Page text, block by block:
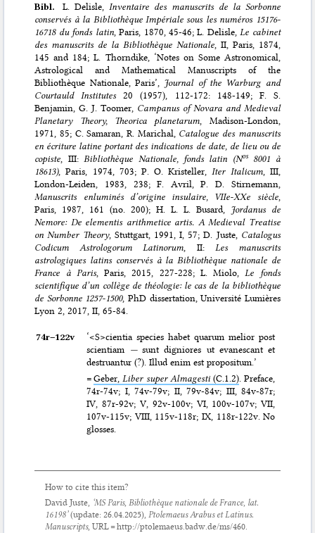
Bibl.L. Delisle, Inventaire des manuscrits de la Sorbonne
conservés à la Bibliothèque Impériale sous les numéros 15176-
16718 du fonds latin, Paris, 1870, 45-46; L. Delisle, Le cabinet
des manuscrits de la Bibliothèque Nationale, II, Paris, 1874,
145 and 184; L. Thorndike, ‘Notes on Some Astronomical,
Astrological and Mathematical Manuscripts of the
Bibliothèque Nationale, Paris’, Journal of the Warburg and
Courtauld Institutes20 (1957), 112-172: 148-149; F. S.
Benjamin, G. J. Toomer, Campanus of Novara and Medieval
Planetary Theory, Theorica planetarum , Madison-London,
1971, 85; C. Samaran, R. Marichal, Catalogue des manuscrits
en écriture latine portant des indications de date, de lieu ou de
copiste , III: Bibliothèque Nationale, fonds latin (Nos8001 à
18613), Paris, 1974, 703; P. O. Kristeller, Iter Italicum, III,
London-Leiden, 1983, 238; F. Avril, P. D. Stirnemann,
Manuscrits enluminés d’origine insulaire, VIIe-XXe siècle,
Paris, 1987, 161 (no. 200); H. L. L. Busard, Jordanus de
Nemore: De elementis arithmetice artis. A Medieval Treatise
on Number Theory, Stuttgart, 1991, I, 57; D. Juste, Catalogus
Codicum Astrologorum Latinorum , II: Les manuscrits
astrologiques latins conservés à la Bibliothèque nationale de
France à Paris, Paris, 2015, 227-228; L. Miolo, Le fonds
scientifique d’un collège de théologie: le cas de la bibliothèque
de Sorbonne 1257-1500, PhD dissertation, Université Lumières
Lyon 2, 2017, II, 65-84.
74r–⁠122v
‘<S>cientia species habet quarum melior post
scientiam —sunt digniores ut evanescant et
destruantur (?). Illud enim est propositum.’
=Geber,Liber super Almagesti(C.1.2). Preface,
74r-74v; I, 74v-79v; II, 79v-84v; III, 84v-87r;
IV, 87r-92v; V, 92v-100v; VI, 100v-107v; VII,
107v-115v; VIII, 115v-118r; IX, 118r-122v. No
glosses.
How to cite this item?
David Juste, ‘MS Paris, Bibliothèque nationale de France, lat.
16198’(update:26.04.2025),Ptolemaeus Arabus et Latinus.
Manuscripts, URL = http://ptolemaeus.badw.de/ms/460.